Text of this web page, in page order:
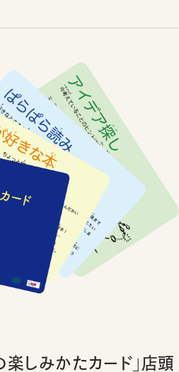
楽しみかたカード」店頭